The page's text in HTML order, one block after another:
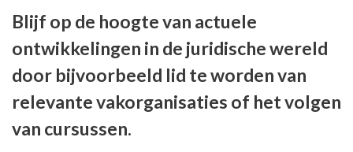
Blijf op de hoogte van actuele
ontwikkelingen in de juridische wereld
door bijvoorbeeld lid te worden van
relevante vakorganisaties of het volgen
van cursussen.